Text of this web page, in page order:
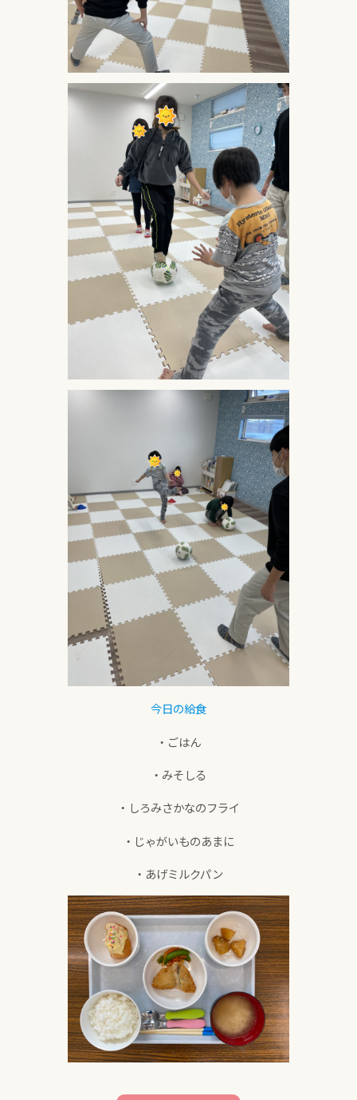
今日の給食
・ごはん
・みそしる
・しろみさかなのフライ
・じゃがいものあまに
・あげミルクパン